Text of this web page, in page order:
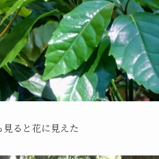
ると花に見えた